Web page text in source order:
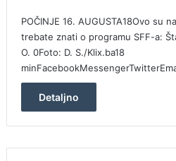
POČINJE 16. AUGUSTA18Ovo su
trebate znati o programu SFF-a:
O. 0Foto: D. S./Klix.ba18
Detaljno